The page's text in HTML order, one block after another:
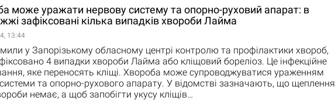
може уражати нервову систему та опорно-руховий апарат: в
зафіксовані кілька випадків хвороби Лайма
13:44
у Запорізькому обласному центрі контролю та профілактики хвороб,
4 випадки хвороби Лайма або кліщовий бореліоз. Це інфекційне
яке переносять кліщі. Хвороба може супроводжуватися ураженням
та опорно-рухового апарату. У відомстві зазначають, що щеплення
немає, а щоб запобігти укусу кліщів…